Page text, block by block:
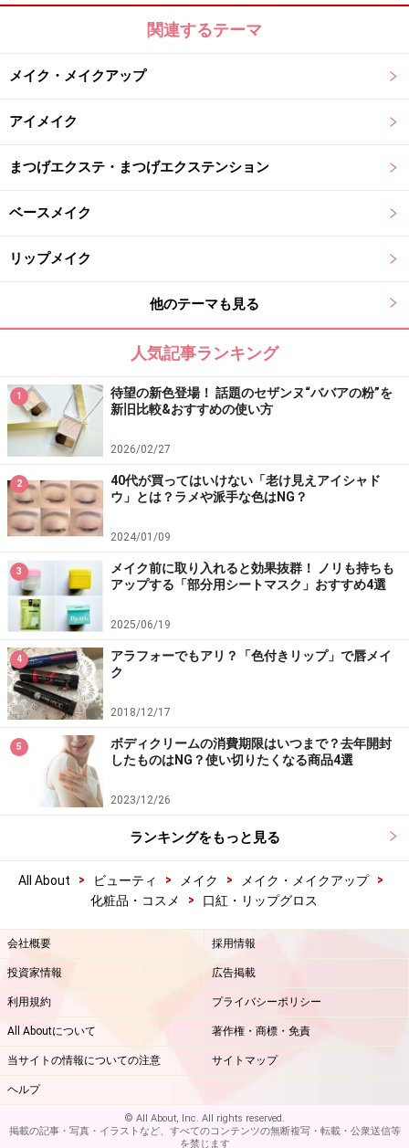
関連するテーマ
メイク・メイクアップ
アイメイク
まつげエクステ・まつげエクステンション
ベースメイク
リップメイク
他のテーマも見る
人気記事ランキング
1
待望の新色登場！ 話題のセザンヌ“ババアの粉”を
新旧比較&おすすめの使い方
2026/02/27
2
40代が買ってはいけない「老け見えアイシャド
ウ」とは？ラメや派手な色はNG？
2024/01/09
3
メイク前に取り入れると効果抜群！ ノリも持ちも
アップする「部分用シートマスク」おすすめ4選
2025/06/19
4
アラフォーでもアリ？「色付きリップ」で唇メイ
ク
2018/12/17
5
ボディクリームの消費期限はいつまで？去年開封
したものはNG？使い切りたくなる商品4選
2023/12/26
ランキングをもっと見る
All About > ビューティ > メイク > メイク・メイクアップ
>
化粧品・コスメ
> 口紅・リップグロス
会社概要 採用情報
投資家情報 広告掲載
利用規約 プライバシーポリシー
All Aboutについて 著作権・商標・免責
当サイトの情報についての注意 サイトマップ
ヘルプ
© All About, Inc. All rights reserved.
掲載の記事・写真・イラストなど、すべてのコンテンツの無断複写・転載・公衆送信等
を禁じます